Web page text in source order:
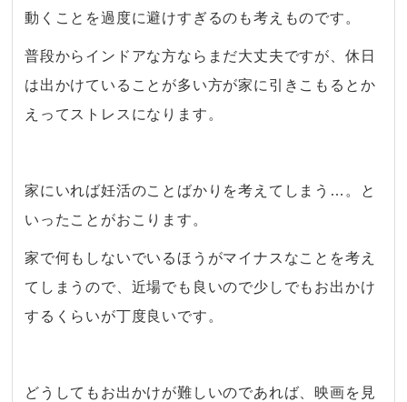
動くことを過度に避けすぎるのも考えものです。
普段からインドアな方ならまだ大丈夫ですが、休日
は出かけていることが多い方が家に引きこもるとか
えってストレスになります。
家にいれば妊活のことばかりを考えてしまう…。と
いったことがおこります。
家で何もしないでいるほうがマイナスなことを考え
てしまうので、近場でも良いので少しでもお出かけ
するくらいが丁度良いです。
どうしてもお出かけが難しいのであれば、映画を見